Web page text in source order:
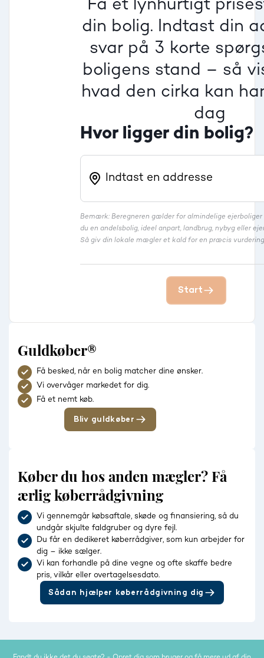
Få et lynhurtigt
din bolig. Indtast din
svar på 3 korte
boligens stand – så
hvad den cirka kan
dag
Hvor ligger din bolig?
Bemærk: Beregneren gælder for almindelige ejerboliger
du en andelsbolig, ideel anpart, landbrug, nybyg eller
Så giv din lokale mægler et kald for en præcis
Dårlig
Dårlig
Dårlig
Villa
Beregner pris
Start
Guldkøber®
Få besked, når en bolig matcher dine ønsker.
Vi overvåger markedet for dig.
Få et nemt køb.
Bliv guldkøber
Køber du hos anden mægler? Få
ærlig køberrådgivning
Vi gennemgår købsaftale, skøde og finansiering, så du
undgår skjulte faldgruber og dyre fejl.
Du får en dedikeret køberrådgiver, som kun arbejder for
dig – ikke sælger.
Vi kan forhandle på dine vegne og ofte skaffe bedre
pris, vilkår eller overtagelsesdato.
Sådan hjælper køberrådgivning dig